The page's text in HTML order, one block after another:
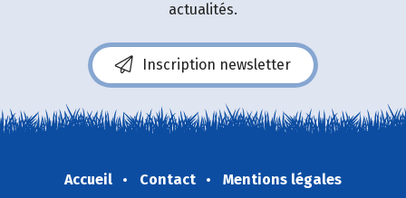
actualités.
Inscription newsletter
Accueil Contact
Mentions légales